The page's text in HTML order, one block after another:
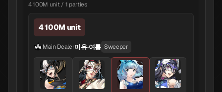
4 100M unit / 1 parties
4 100M unit
Main Dealer미유·여름 Sweeper